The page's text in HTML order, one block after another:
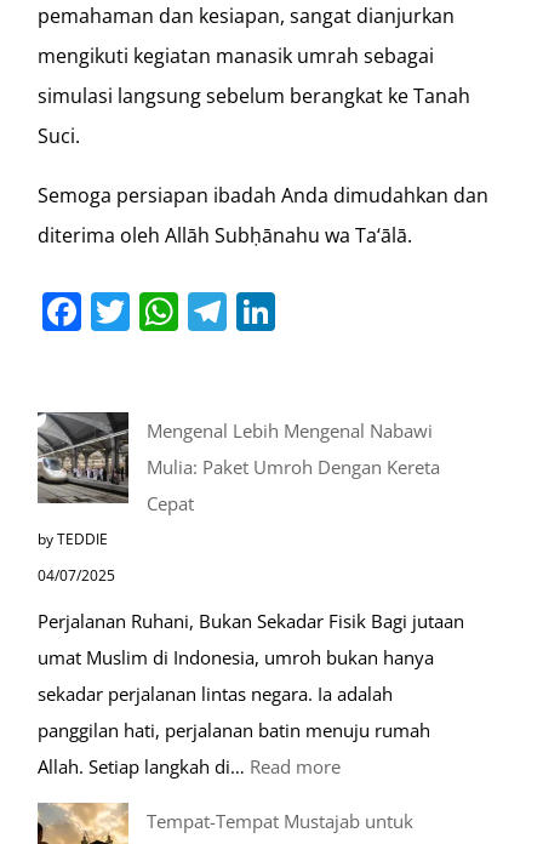
pemahaman dan kesiapan, sangat dianjurkan
mengikuti kegiatan manasik umrah sebagai
simulasi langsung sebelum berangkat ke Tanah
Suci.
Semoga persiapan ibadah Anda dimudahkan dan
diterima oleh Allāh Subḥānahu wa Ta‘ālā.
Facebook
Twitter
WhatsApp
Telegram
Mengenal Lebih Mengenal Nabawi
Mulia: Paket Umroh Dengan Kereta
Cepat
by TEDDIE
04/07/2025
Perjalanan Ruhani, Bukan Sekadar Fisik Bagi jutaan
umat Muslim di Indonesia, umroh bukan hanya
sekadar perjalanan lintas negara. Ia adalah
panggilan hati, perjalanan batin menuju rumah
Allah. Setiap langkah di… Read more:
Tempat-Tempat Mustajab untuk